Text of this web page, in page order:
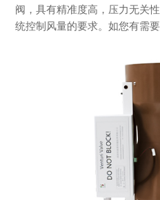
阀，具有精准度高，压力无关
统控制风量的要求。如您有需